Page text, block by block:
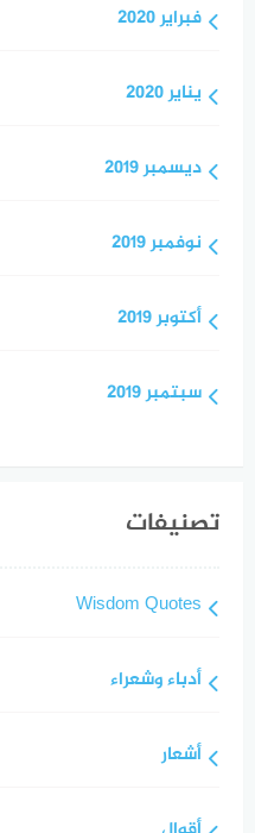
فبراير 2020
يناير 2020
ديسمبر 2019
نوفمبر 2019
أكتوبر 2019
سبتمبر 2019
تصنيفات
Wisdom Quotes
أدباء وشعراء
أشعار